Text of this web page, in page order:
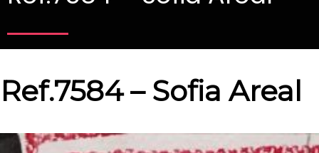
Ref.7584 – Sofia Areal